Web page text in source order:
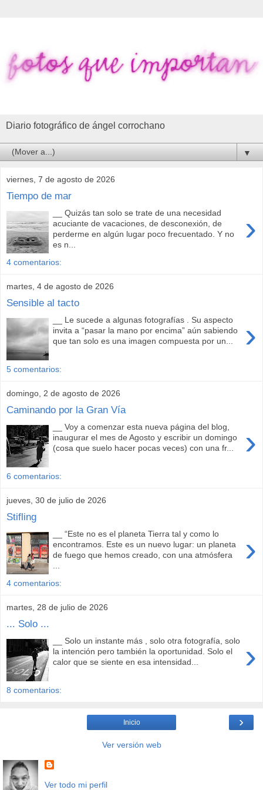
Diario fotográfico de ángel corrochano
▼
viernes, 7 de agosto de 2026
Tiempo de mar
›
__ Quizás tan solo se trate de una necesidad
acuciante de vacaciones, de desconexión, de
perderme en algún lugar poco frecuentado. Y no
es n...
4 comentarios:
martes, 4 de agosto de 2026
Sensible al tacto
›
__ Le sucede a algunas fotografías . Su aspecto
invita a “pasar la mano por encima” aún sabiendo
que tan solo es una imagen compuesta por un...
5 comentarios:
domingo, 2 de agosto de 2026
Caminando por la Gran Vía
›
__ Voy a comenzar esta nueva página del blog,
inaugurar el mes de Agosto y escribir un domingo
(cosa que suelo hacer pocas veces) con una fr...
6 comentarios:
jueves, 30 de julio de 2026
Stifling
›
__ “Este no es el planeta Tierra tal y como lo
encontramos. Este es un nuevo lugar: un planeta
de fuego que hemos creado, con una atmósfera
4 comentarios:
martes, 28 de julio de 2026
... Solo ...
›
__ Solo un instante más , solo otra fotografía, solo
la intención pero también la oportunidad. Solo el
calor que se siente en esa intensidad...
8 comentarios:
›
Inicio
Ver versión web
Ver todo mi perfil